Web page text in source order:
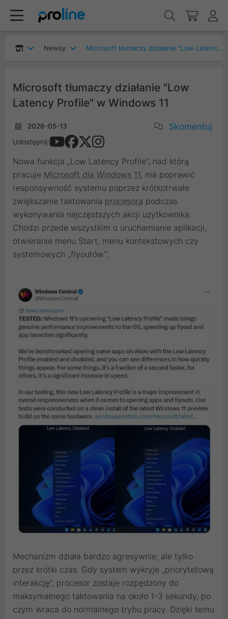
Newsy Microsoft tłumaczy działanie "Low Latency Profile" w Windows 11
Microsoft tłumaczy działanie "Low
Latency Profile" w Windows 11
2026-05-13 Skomentuj
Udostępnij:
Nowa funkcja „Low Latency Profile”, nad którą
pracuje Microsoft dla Windows 11, ma poprawić
responsywność systemu poprzez krótkotrwałe
zwiększanie taktowania procesora podczas
wykonywania najczęstszych akcji użytkownika.
Chodzi przede wszystkim o uruchamianie aplikacji,
otwieranie menu Start, menu kontekstowych czy
systemowych „flyoutów”.
Mechanizm działa bardzo agresywnie, ale tylko
przez krótki czas. Gdy system wykryje „priorytetową
interakcję”, procesor zostaje rozpędzony do
maksymalnego taktowania na około 1-3 sekundy, po
czym wraca do normalnego trybu pracy. Dzięki temu